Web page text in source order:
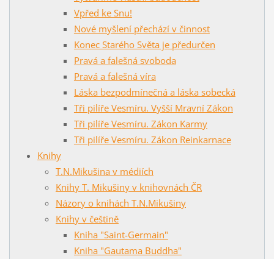
Vpřed ke Snu!
Nové myšlení přechází v činnost
Konec Starého Světa je předurčen
Pravá a falešná svoboda
Pravá a falešná víra
Láska bezpodmínečná a láska sobecká
Tři pilíře Vesmíru. Vyšší Mravní Zákon
Tři pilíře Vesmíru. Zákon Karmy
Tři pilíře Vesmíru. Zákon Reinkarnace
Knihy
T.N.Mikušina v médiích
Knihy T. Mikušiny v knihovnách ČR
Názory o knihách T.N.Mikušiny
Knihy v češtině
Kniha "Saint-Germain"
Kniha "Gautama Buddha"